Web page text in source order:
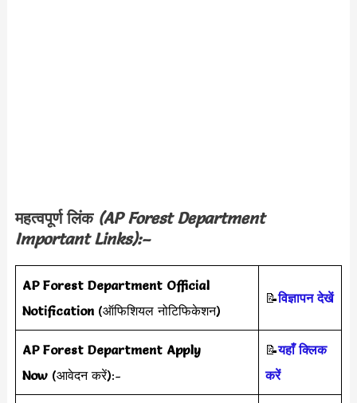
महत्वपूर्ण लिंक (AP Forest Department
Important Links):–
AP Forest Department Official
Notification (ऑफिशियल नोटिफिकेशन)
📝विज्ञापन देखें
AP Forest Department Apply
Now(आवेदन करें):-
📝यहाँ क्लिक
करें